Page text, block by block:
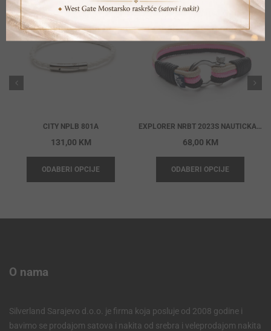
CITY NPLB 801A
131,00 KM
ODABERI OPCIJE
EXPLORER NRBT 2023S NAUTICKA KOPCA
68,00 KM
ODABERI OPCIJE
O nama
Silverland Sarajevo d.o.o. je firma koja posluje od 2008 godine i
bavimo se prodajom satova i nakita od srebra i veleprodajom nakita